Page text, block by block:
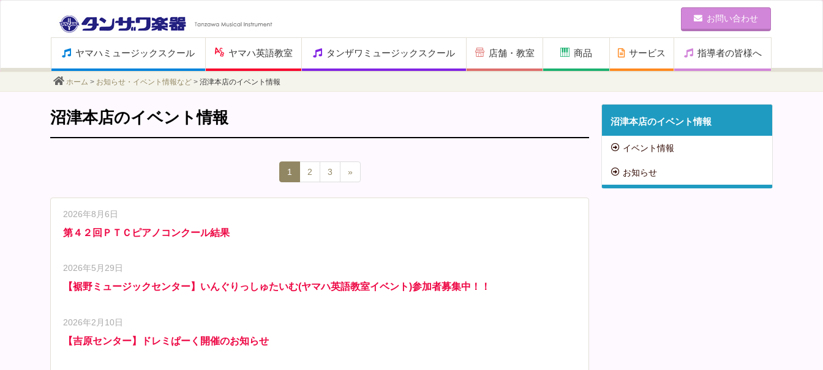
お問い合わせ
content
ヤマハミュージックスクール ヤマハ英語教室 タンザワミュージックスクール 店舗・教室 商品 サービス 指導者の皆様へ
ホーム > お知らせ・イベント情報など >沼津本店のイベント情報
沼津本店のイベント情報
イベント情報
お知らせ
沼津本店のイベント情報
1 2 3 »
2026年8月6日
第４２回ＰＴＣピアノコンクール結果
2026年5月29日
【裾野ミュージックセンター】いんぐりっしゅたいむ(ヤマハ英語教室イベント)参加者募集中！！
2026年2月10日
【吉原センター】ドレミぱーく開催のお知らせ